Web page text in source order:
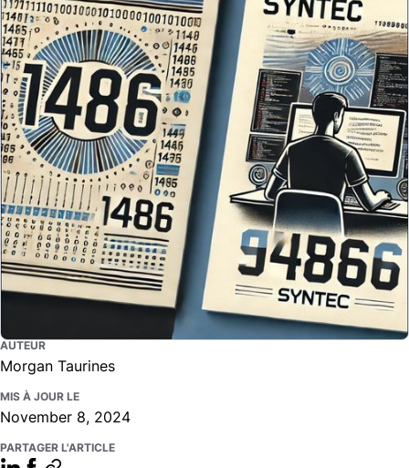
AUTEUR
Morgan Taurines
MIS À JOUR LE
November 8, 2024
PARTAGER L'ARTICLE